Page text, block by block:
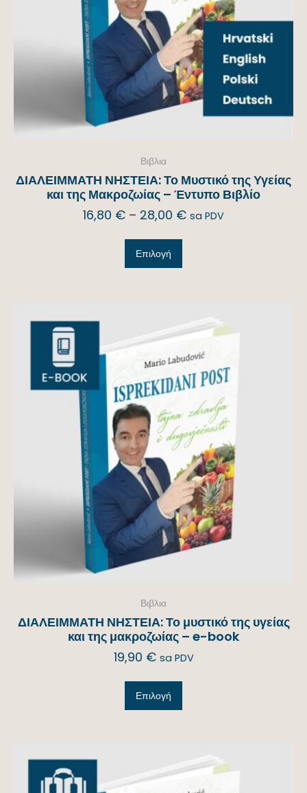
Βιβλια
ΔΙΑΛΕΙΜΜΑΤΗ ΝΗΣΤΕΙΑ: Το Μυστικό της Υγείας
και της Μακροζωίας – Έντυπο Βιβλίο
16,80 € – 28,00 € sa PDV
Επιλογή
Βιβλια
ΔΙΑΛΕΙΜΜΑΤΗ ΝΗΣΤΕΙΑ: Το μυστικό της υγείας
και της μακροζωίας – e-book
19,90 € sa PDV
Επιλογή